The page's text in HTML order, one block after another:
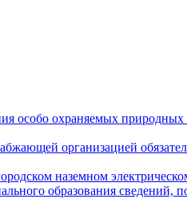
особо охраняемых природных
организацией
наземном
образования сведений,